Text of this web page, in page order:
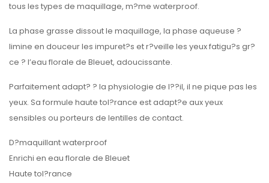
tous les types de maquillage, m?me waterproof.
La phase grasse dissout le maquillage, la phase aqueuse ?
limine en douceur les impuret?s et r?veille les yeux fatigu?s gr?
ce ? l’eau florale de Bleuet, adoucissante.
Parfaitement adapt? ? la physiologie de l??il, il ne pique pas les
yeux. Sa formule haute tol?rance est adapt?e aux yeux
sensibles ou porteurs de lentilles de contact.
D?maquillant waterproof
Enrichi en eau florale de Bleuet
Haute tol?rance